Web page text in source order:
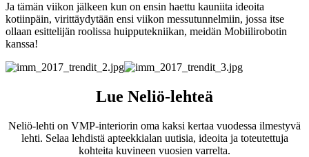
Ja tämän viikon jälkeen kun on ensin haettu kauniita ideoita
kotiinpäin, virittäydytään ensi viikon messutunnelmiin, jossa itse
ollaan esittelijän roolissa huipputekniikan, meidän Mobiilirobotin
kanssa!
Lue Neliö-lehteä
Neliö-lehti on VMP-interiorin oma kaksi kertaa vuodessa ilmestyvä
lehti. Selaa lehdistä apteekkialan uutisia, ideoita ja toteutettuja
kohteita kuvineen vuosien varrelta.